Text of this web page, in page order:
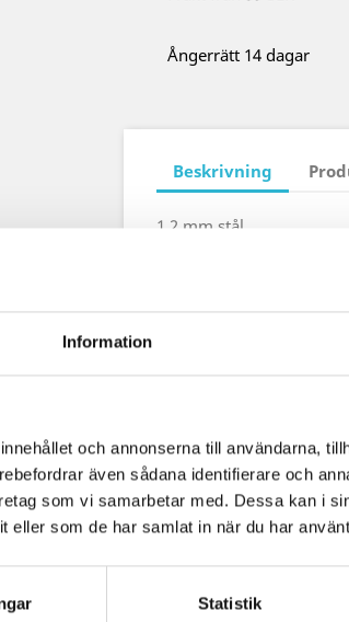
Information
och annonserna till användarna,
även sådana identifierare och
som vi samarbetar med. Dessa kan i
eller som de har samlat in när du har
Statistik
Ångerrätt 14 dagar
Beskrivning
1,2 mm stål